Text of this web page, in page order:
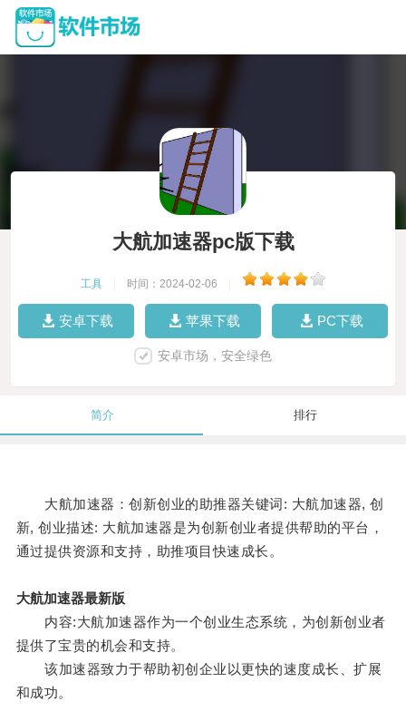
大航加速器pc版下载
工具 时间：2024-02-06
安卓下载 苹果下载 PC下载
安卓市场，安全绿色
简介 排行
大航加速器：创新创业的助推器关键词: 大航加速器, 创
新, 创业描述: 大航加速器是为创新创业者提供帮助的平台，
通过提供资源和支持，助推项目快速成长。
大航加速器最新版
内容:大航加速器作为一个创业生态系统，为创新创业者
提供了宝贵的机会和支持。
该加速器致力于帮助初创企业以更快的速度成长、扩展
和成功。